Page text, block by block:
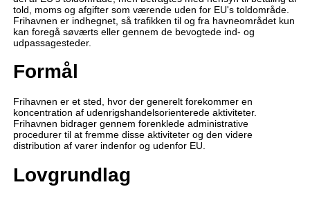
told, moms og afgifter som værende uden for EU's toldområde.
Frihavnen er indhegnet, så trafikken til og fra havneområdet kun
kan foregå søværts eller gennem de bevogtede ind- og
udpassagesteder.
Formål
Frihavnen er et sted, hvor der generelt forekommer en
koncentration af udenrigshandelsorienterede aktiviteter.
Frihavnen bidrager gennem forenklede administrative
procedurer til at fremme disse aktiviteter og den videre
distribution af varer indenfor og udenfor EU.
Lovgrundlag